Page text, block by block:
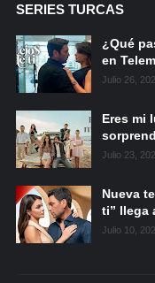
SERIES TURCAS
¿Qué
en
Julio 26,
Eres mi
Julio 23,
Nueva
ti” llega
Julio 10,